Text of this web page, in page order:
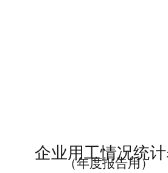
企业用工情况统
（年度报告用）